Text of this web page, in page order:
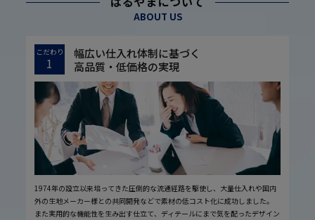
ABOUT US
こだわり
1
幅広い仕入れ体制に基づく
高品質・低価格の実現
1974年の設立以来培ってきた圧倒的な流通経路を駆使し、大量仕入れや国内
外の生地メーカー様との共同開発などで素材の低コスト化に成功しました。
また実用的な機能性を生み出す仕立て、ディテールにまで気を配ったデザイン